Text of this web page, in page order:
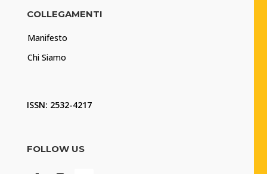
COLLEGAMENTI
Manifesto
Chi Siamo
ISSN: 2532-4217
FOLLOW US